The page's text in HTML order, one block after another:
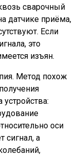
сварочный
датчике приёма,
Если
это
изъян.
Метод похож
устройства:
оси
сигнал, а